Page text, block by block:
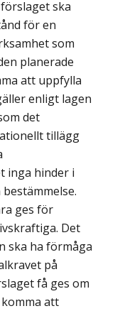
ska
för en
som
planerade
att uppfylla
enligt lagen
det
tillägg
inga hinder i
ges för
Det
ska ha förmåga
på
få ges om
att